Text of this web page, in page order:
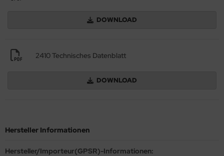
DOWNLOAD
2410 Technisches Datenblatt
DOWNLOAD
Hersteller Informationen
Hersteller/Importeur(GPSR)-Informationen: